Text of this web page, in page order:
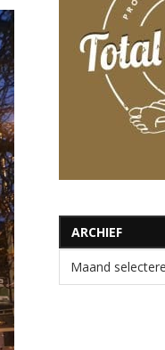
ARCHIEF